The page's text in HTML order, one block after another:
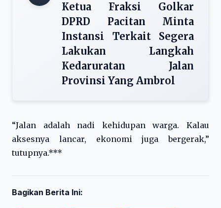
Ketua Fraksi Golkar
DPRD Pacitan Minta
Instansi Terkait Segera
Lakukan Langkah
Kedaruratan Jalan
Provinsi Yang Ambrol
“Jalan adalah nadi kehidupan warga. Kalau
aksesnya lancar, ekonomi juga bergerak,”
tutupnya.***
Bagikan Berita Ini: